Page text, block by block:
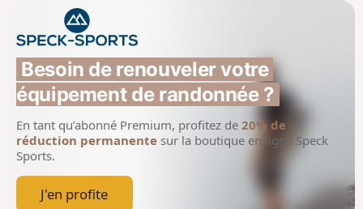
Besoin de renouveler votre
équipement de randonnée ?
En tant qu’abonné Premium, profitez de 20% de
réduction permanente sur la boutique en ligne Speck
Sports.
J'en profite